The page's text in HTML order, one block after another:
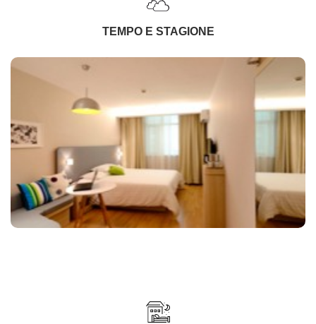
TEMPO E STAGIONE